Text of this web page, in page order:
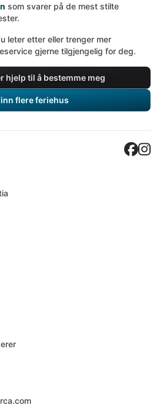
som svarer på de mest stilte
leter etter eller trenger mer
gjerne tilgjengelig for deg.
hjelp til å bestemme meg
flere feriehus